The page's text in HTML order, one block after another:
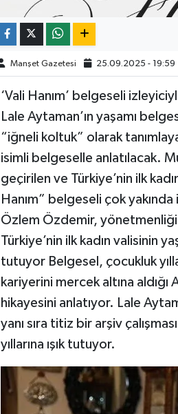
Manşet Gazetesi 25.09.2025 - 19:59
‘Vali Hanım’ belgeseli
Lale Aytaman’ın yaşamı
“iğneli koltuk” olarak
isimli belgeselle anlatılacak.
geçirilen ve Türkiye’nin ilk
Hanım” belgeseli çok
Özlem Özdemir,
Türkiye’nin ilk kadın valisinin
tutuyor Belgesel, çocukluk
kariyerini mercek altına aldığı
hikayesini anlatıyor. Lale
yanı sıra titiz bir arşiv
yıllarına ışık tutuyor.